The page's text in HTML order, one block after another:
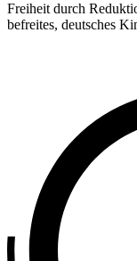
Freiheit durch
befreites, deutsches